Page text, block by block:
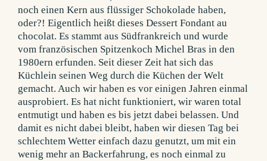
noch einen Kern aus flüssiger Schokolade haben,
oder?! Eigentlich heißt dieses Dessert Fondant au
chocolat. Es stammt aus Südfrankreich und wurde
vom französischen Spitzenkoch Michel Bras in den
1980ern erfunden. Seit dieser Zeit hat sich das
Küchlein seinen Weg durch die Küchen der Welt
gemacht. Auch wir haben es vor einigen Jahren einmal
ausprobiert. Es hat nicht funktioniert, wir waren total
entmutigt und haben es bis jetzt dabei belassen.Und
damit es nicht dabei bleibt, haben wir diesen Tag bei
schlechtem Wetter einfach dazu genutzt, um mit ein
wenig mehr an Backerfahrung, es noch einmal zu